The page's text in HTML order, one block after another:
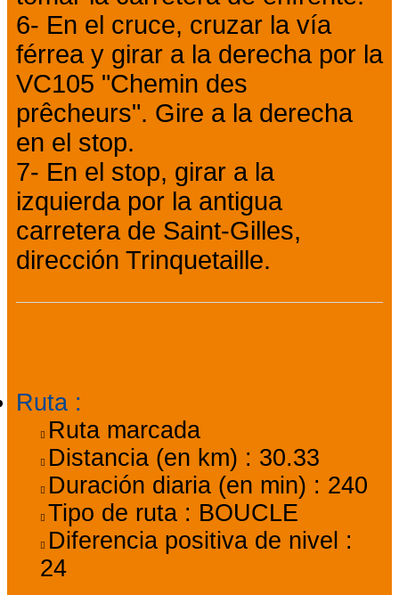
6- En el cruce, cruzar la vía
férrea y girar a la derecha por la
VC105 "Chemin des
prêcheurs". Gire a la derecha
en el stop.
7- En el stop, girar a la
izquierda por la antigua
carretera de Saint-Gilles,
dirección Trinquetaille.
Ruta :
Ruta marcada
Distancia (en km) : 30.33
Duración diaria (en min) : 240
Tipo de ruta : BOUCLE
Diferencia positiva de nivel :
24